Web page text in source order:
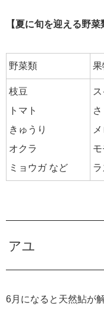
【夏に旬を迎える野
野菜類 果
枝豆
トマト
きゅうり
オクラ
ミョウガ など
モ
アユ
6月になると天然鮎が